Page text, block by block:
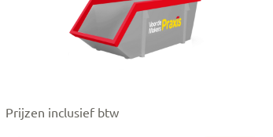
Prijzen inclusief btw